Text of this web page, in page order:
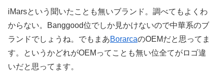
iMarsという聞いたことも無いブランド。調べてもよくわ
からない。Banggood位でしか見かけないので中華系のブ
ランドでしょうね。でもまあBorarcaのOEMだと思ってま
す。というかどれがOEMってことも無い位全てがロゴ違
いだと思ってます。